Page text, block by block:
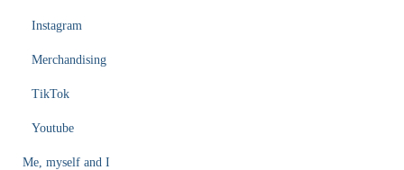
Instagram
Merchandising
TikTok
Youtube
Me, myself and I